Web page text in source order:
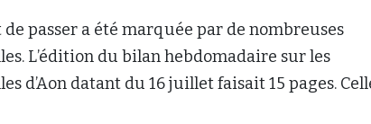
passer a été marquée par de nombreuses
L’édition du bilan hebdomadaire sur les
d’Aon datant du 16 juillet faisait 15 pages.